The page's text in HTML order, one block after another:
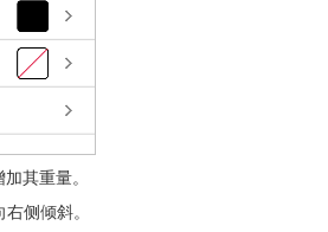
其重量。
侧倾斜。